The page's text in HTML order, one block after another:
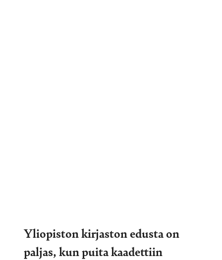
Yliopiston kirjaston edusta on
paljas, kun puita kaadettiin